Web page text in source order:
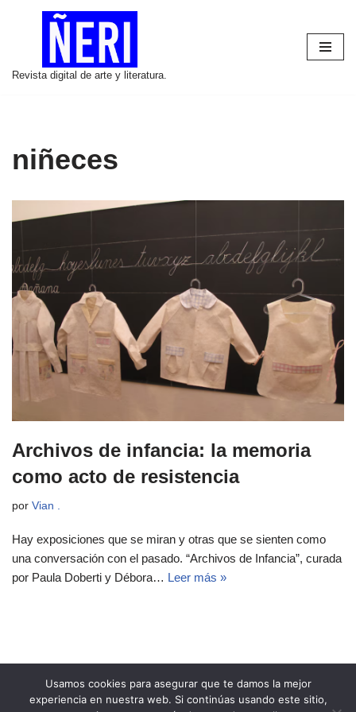
contenido
Revista digital de arte y literatura.
niñeces
Archivos de infancia: la memoria
como acto de resistencia
por Vian .
Hay exposiciones que se miran y otras que se sienten como
una conversación con el pasado. “Archivos de Infancia”, curada
por Paula Doberti y Débora… Leer más »
Usamos cookies para asegurar que te damos la mejor
experiencia en nuestra web. Si continúas usando este sitio,